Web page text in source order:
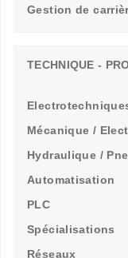
Gestion de
TECHNIQUE -
Mécanique /
Hydraulique /
Automatisation
PLC
Spécialisations
Réseaux